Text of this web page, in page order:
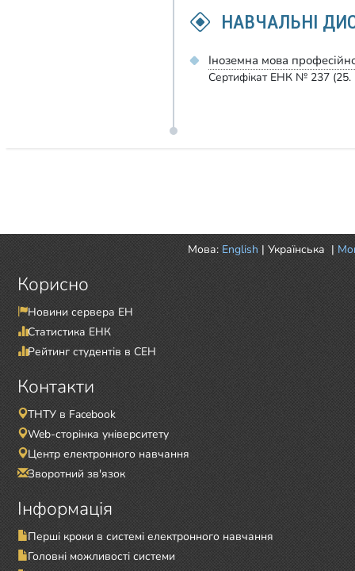
НАВЧАЛЬНІ
Іноземна мова
Сертифікат ЕНК № 237 (25.
Мова: English | Українська |
Корисно
Новини сервера ЕН
Статистика ЕНК
Рейтинг студентів в СЕН
Контакти
ТНТУ в Facebook
Web-сторінка університету
Центр електронного навчання
Зворотний зв'язок
Інформація
Перші кроки в системі електронного навчання
Головні можливості системи